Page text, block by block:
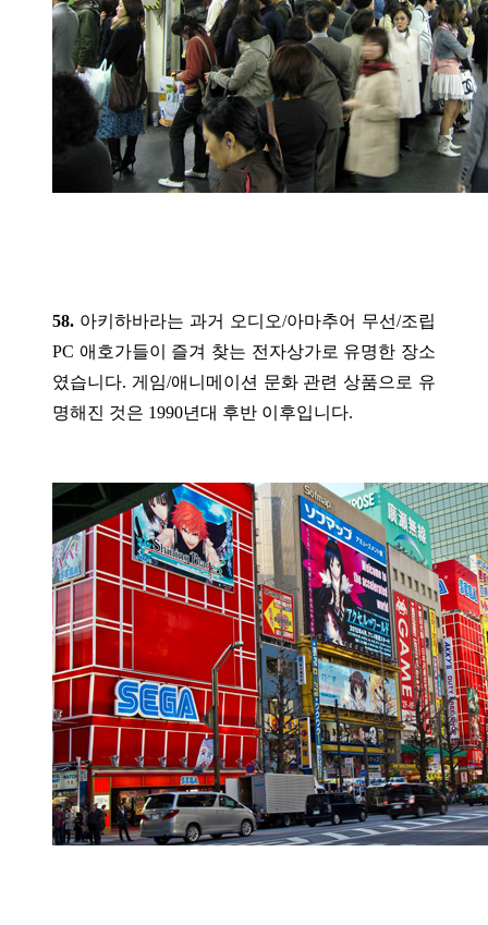
58. 아키하바라는 과거 오디오/아마추어 무선/조립
PC 애호가들이 즐겨 찾는 전자상가로 유명한 장소
였습니다. 게임/애니메이션 문화 관련 상품으로 유
명해진 것은 1990년대 후반 이후입니다.